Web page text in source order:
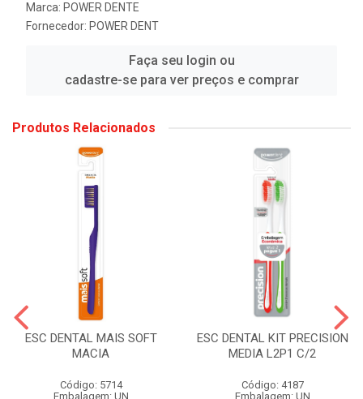
Marca: POWER DENTE
Fornecedor: POWER DENT
Faça seu login ou
cadastre-se para ver preços e comprar
Produtos Relacionados
ESC DENTAL MAIS SOFT
MACIA
Código: 5714
Embalagem: UN
ESC DENTAL KIT PRECISION
MEDIA L2P1 C/2
Código: 4187
Embalagem: UN